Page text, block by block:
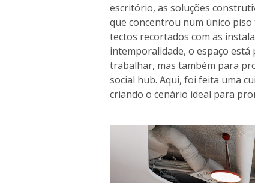
escritório, as soluções
que concentrou num único
tectos recortados com as
intemporalidade, o espaço
trabalhar, mas também para
social hub. Aqui, foi feita uma
criando o cenário ideal para